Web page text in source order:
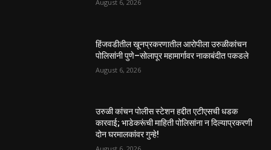
August 6, 2026
हिंजवडीतील खूनप्रकरणातील आरोपीला उरुळीकांचन
पोलिसांनी पुणे–सोलापूर महामार्गावर नाकाबंदीत पकडले
August 6, 2026
उरुळी कांचन पोलीस स्टेशन हद्दीत एटीएसची धडक
कारवाई; भाडेकरूंची माहिती पोलिसांना न दिल्याप्रकरणी
दोन घरमालकांवर गुन्हे!